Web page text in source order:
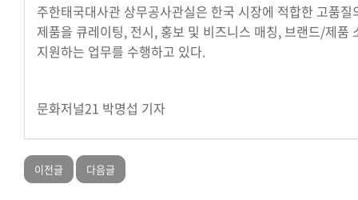
주한태국대사관 상무공사관실은 한국 시장에 적합한 고품질
제품을 큐레이팅, 전시, 홍보 및 비즈니스 매칭, 브랜드/제품
지원하는 업무를 수행하고 있다.
문화저널21 박명섭 기자
이전글 다음글